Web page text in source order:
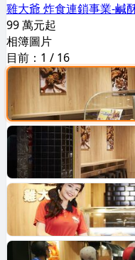
雞大爺 炸食連鎖事業-鹹
99 萬元起
相簿圖片
目前： 1 / 16